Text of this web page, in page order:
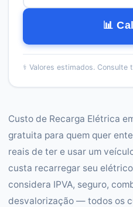
📊
⚕️ Valores estimados. Consulte
Custo de Recarga Elétrica
gratuita para quem quer
reais de ter e usar um
custa recarregar seu
considera IPVA, seguro,
desvalorização — todos os